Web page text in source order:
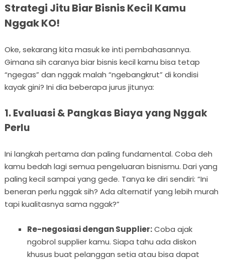
Strategi Jitu Biar Bisnis Kecil Kamu
Nggak KO!
Oke, sekarang kita masuk ke inti pembahasannya.
Gimana sih caranya biar bisnis kecil kamu bisa tetap
“ngegas” dan nggak malah “ngebangkrut” di kondisi
kayak gini? Ini dia beberapa jurus jitunya:
1. Evaluasi & Pangkas Biaya yang Nggak
Perlu
Ini langkah pertama dan paling fundamental. Coba deh
kamu bedah lagi semua pengeluaran bisnismu. Dari yang
paling kecil sampai yang gede. Tanya ke diri sendiri: “Ini
beneran perlu nggak sih? Ada alternatif yang lebih murah
tapi kualitasnya sama nggak?”
Re-negosiasi dengan Supplier:Coba ajak
ngobrol supplier kamu. Siapa tahu ada diskon
khusus buat pelanggan setia atau bisa dapat